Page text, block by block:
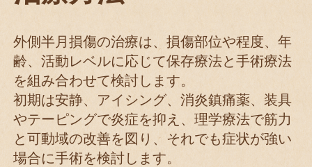
外側半月損傷の治療は、損傷部位や程度、年
齢、活動レベルに応じて保存療法と手術療法
を組み合わせて検討します。
初期は安静、アイシング、消炎鎮痛薬、装具
やテーピングで炎症を抑え、理学療法で筋力
と可動域の改善を図り、それでも症状が強い
場合に手術を検討します。